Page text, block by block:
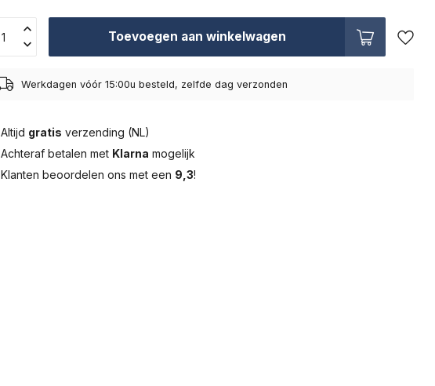
Toevoegen aan winkelwagen
Werkdagen vóór 15:00u besteld, zelfde dag verzonden
Altijd gratis verzending (NL)
Achteraf betalen met Klarna mogelijk
Klanten beoordelen ons met een 9,3!